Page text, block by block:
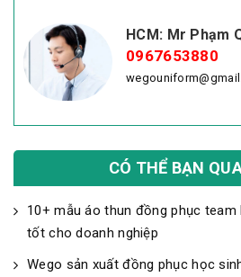
HCM: Mr Phạm
0967653880
CÓ THỂ BẠN
10+ mẫu áo thun đồng phục
tốt cho doanh nghiệp
Wego sản xuất đồng phục học